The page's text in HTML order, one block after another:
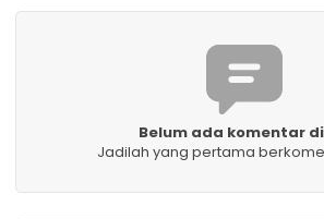
Belum ada komentar
Jadilah yang pertama